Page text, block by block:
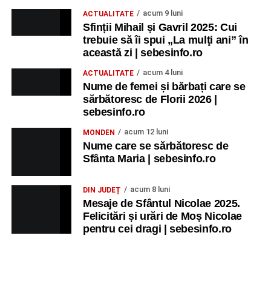
Alexandra Pamfilie și Școala de muzică„DoReMi”
Ancuța Stănuș și grupul de folclor;
Trupa de Dansuri Săsești.
Ora 20.30– Parcul Tineretului: proiecția filmului pentru
„Străjerii Deltei”(România, 2021), film de familie și
JOI, 27 AUGUST 2026
Grădina Muzeului Municipal „Ioan
Raica” Sebeș
Sărbătoarea Seniorilor
– festivitatea de
ACTUALITATE acum 9 luni
Sfinții Mihail și Gavril 2025: Cui
trebuie să îi spui „La mulţi ani” în
această zi | sebesinfo.ro
ACTUALITATE acum 4 luni
Nume de femei și bărbați care se
sărbătoresc de Florii 2026 |
sebesinfo.ro
MONDEN acum 12 luni
Nume care se sărbătoresc de
Sfânta Maria | sebesinfo.ro
DIN JUDEȚ acum 8 luni
Mesaje de Sfântul Nicolae 2025.
Felicitări și urări de Moș Nicolae
pentru cei dragi | sebesinfo.ro